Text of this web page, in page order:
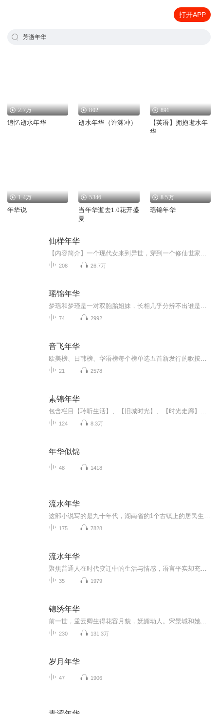
打开APP
芳逝年华
2.7万
追忆逝水年华
802
逝水年华（许渊冲）
891
【英语】拥抱逝水年
华
1.4万
年华说
5346
当年华逝去1.0花开盛
夏
8.5万
瑶锦年华
仙样年华
208 26.7万
瑶锦年华
74 2992
音飞年华
21 2578
素锦年华
124 8.3万
年华似锦
48 1418
流水年华
175 7828
流水年华
35 1979
锦绣年华
230 131.3万
岁月年华
47 1906